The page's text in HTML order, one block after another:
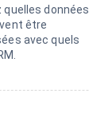
quelles données
être
avec quels